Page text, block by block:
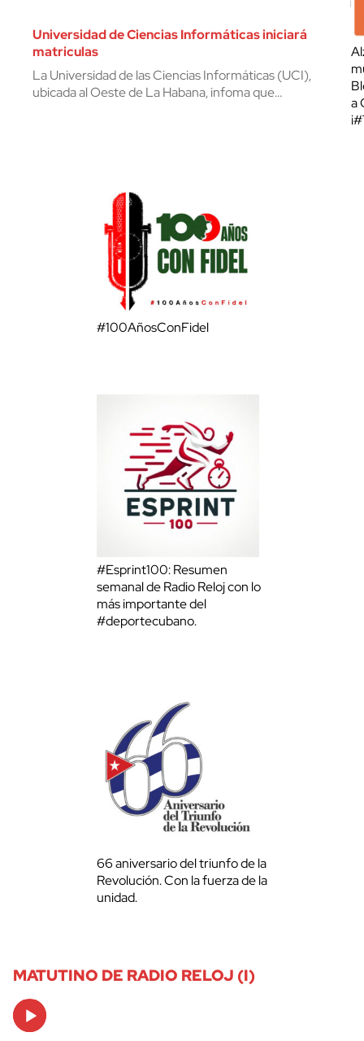
Universidad de Ciencias Informáticas iniciará
matriculas
La Universidad de las Ciencias Informáticas (UCI),
ubicada al Oeste de La Habana, infoma que…
a
#100AñosConFidel
#Esprint100: Resumen
semanal de Radio Reloj con lo
más importante del
#deportecubano.
66 aniversario del triunfo de la
Revolución. Con la fuerza de la
unidad.
MATUTINO DE RADIO RELOJ (I)
Audio
Player